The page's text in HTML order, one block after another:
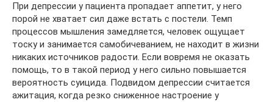
При депрессии у пациента пропадает аппетит, у него
порой не хватает сил даже встать с постели. Темп
процессов мышления замедляется, человек ощущает
тоску и занимается самобичеванием, не находит в жизни
никаких источников радости. Если вовремя не оказать
помощь, то в такой период у него сильно повышается
вероятность суицида. Подвидом депрессии считается
ажитация, когда резко сниженное настроение у